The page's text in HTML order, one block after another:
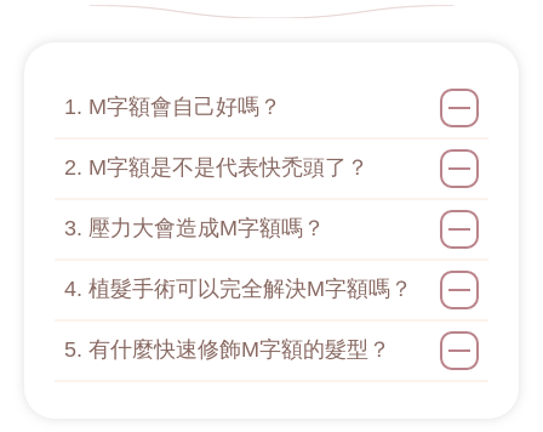
1. M字額會自己好嗎？
2. M字額是不是代表快禿頭了？
3. 壓力大會造成M字額嗎？
4. 植髮手術可以完全解決M字額嗎？
5. 有什麼快速修飾M字額的髮型？